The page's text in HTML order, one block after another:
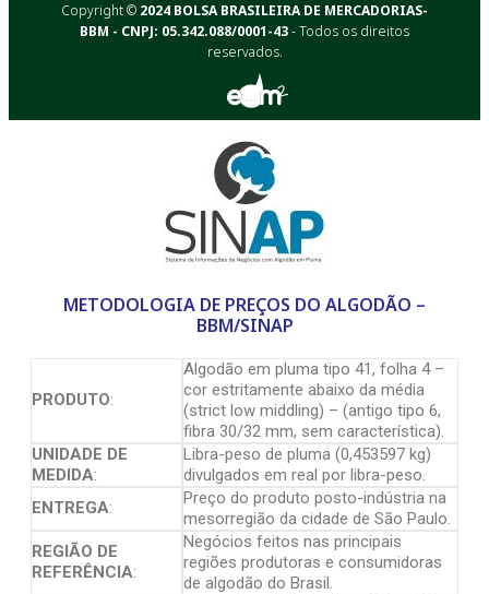
Copyright © 2024 BOLSA BRASILEIRA DE MERCADORIAS-
BBM - CNPJ: 05.342.088/0001-43- Todos os direitos
reservados.
METODOLOGIA DE PREÇOS DO ALGODÃO –
BBM/SINAP
PRODUTO:
Algodão em pluma tipo 41, folha 4 –
cor estritamente abaixo da média
(strict low middling) – (antigo tipo 6,
fibra 30/32 mm, sem característica).
UNIDADE DE
MEDIDA:
Libra-peso de pluma (0,453597 kg)
divulgados em real por libra-peso.
ENTREGA:
Preço do produto posto-indústria na
mesorregião da cidade de São Paulo.
REGIÃO DE
REFERÊNCIA:
Negócios feitos nas principais
regiões produtoras e consumidoras
de algodão do Brasil.